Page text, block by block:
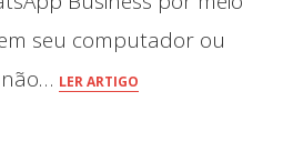
seu computador ou
LER ARTIGO